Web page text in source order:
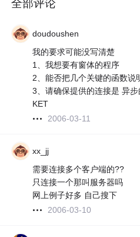
全部评论
doudoushen
我的要求可能没写清楚
1、我想要有窗体的程序
2、能否把几个关键的函数说
3、请确保提供的连接是 异
KET
2006-03-11
xx_jj
需要连接多个客户端的??
只连接一个那叫服务器吗
网上例子好多 自己搜下
2006-03-10